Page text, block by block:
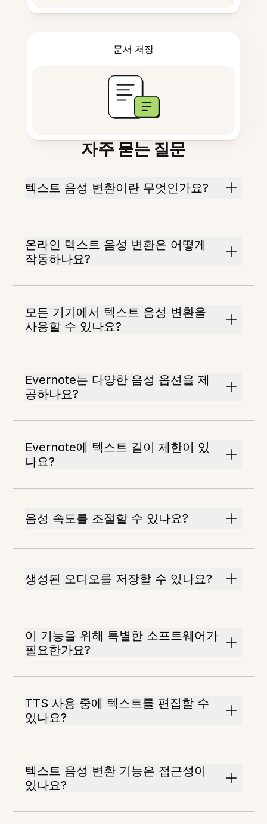
문서 저장
자주 묻는 질문
텍스트 음성 변환이란 무엇인가요?
온라인 텍스트 음성 변환은 어떻게
작동하나요?
모든 기기에서 텍스트 음성 변환을
사용할 수 있나요?
Evernote는 다양한 음성 옵션을 제
공하나요?
Evernote에 텍스트 길이 제한이 있
나요?
음성 속도를 조절할 수 있나요?
생성된 오디오를 저장할 수 있나요?
이 기능을 위해 특별한 소프트웨어가
필요한가요?
TTS 사용 중에 텍스트를 편집할 수
있나요?
텍스트 음성 변환 기능은 접근성이
있나요?